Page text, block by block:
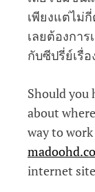
เพียงแต่ไม่
เลยต้องกา
กับซีปรี่ย์เรื่อ
Should you
about
way to
internet